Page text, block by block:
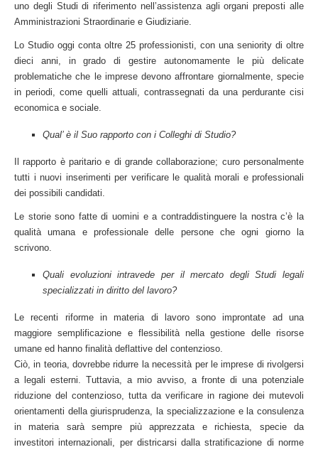
uno degli Studi di riferimento nell’assistenza agli organi preposti alle
Amministrazioni Straordinarie e Giudiziarie.
Lo Studio oggi conta oltre 25 professionisti, con una seniority di oltre
dieci anni, in grado di gestire autonomamente le più delicate
problematiche che le imprese devono affrontare giornalmente, specie
in periodi, come quelli attuali, contrassegnati da una perdurante cisi
economica e sociale.
Qual’ è il Suo rapporto con i Colleghi di Studio?
Il rapporto è paritario e di grande collaborazione; curo personalmente
tutti i nuovi inserimenti per verificare le qualità morali e professionali
dei possibili candidati.
Le storie sono fatte di uomini e a contraddistinguere la nostra c’è la
qualità umana e professionale delle persone che ogni giorno la
scrivono.
Quali evoluzioni intravede per il mercato degli Studi legali
specializzati in diritto del lavoro?
Le recenti riforme in materia di lavoro sono improntate ad una
maggiore semplificazione e flessibilità nella gestione delle risorse
umane ed hanno finalità deflattive del contenzioso.
Ciò, in teoria, dovrebbe ridurre la necessità per le imprese di rivolgersi
a legali esterni. Tuttavia, a mio avviso, a fronte di una potenziale
riduzione del contenzioso, tutta da verificare in ragione dei mutevoli
orientamenti della giurisprudenza, la specializzazione e la consulenza
in materia sarà sempre più apprezzata e richiesta, specie da
investitori internazionali, per districarsi dalla stratificazione di norme